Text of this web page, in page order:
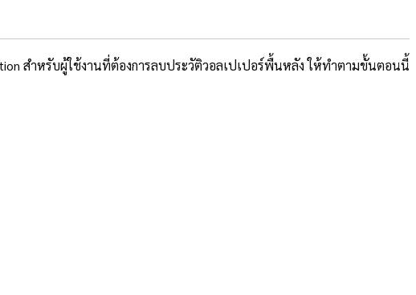
สำหรับผู้ใช้งานที่ต้องการลบประวัติวอลเปเปอร์พื้นหลัง ให้ทำตามขั้นตอนนี้